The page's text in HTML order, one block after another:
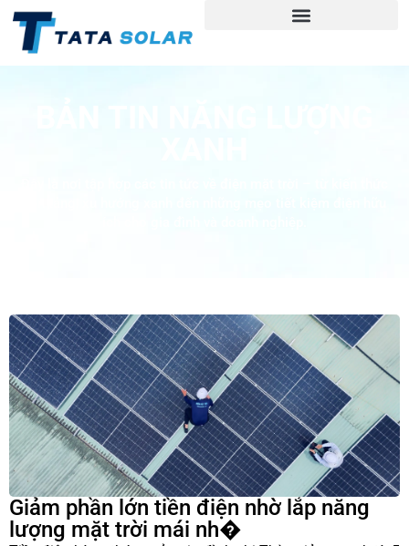
Giảm phần lớn tiền điện nhờ lắp năng
lượng mặt trời mái nh�